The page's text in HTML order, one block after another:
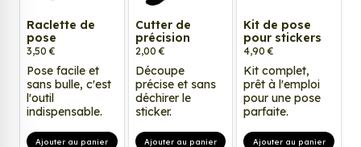
Raclette de
pose
3,50 €
Pose facile et
sans bulle, c'est
l'outil
indispensable.
Ajouter au panier
Cutter de
précision
2,00 €
Découpe
précise et sans
déchirer le
sticker.
Ajouter au panier
Kit de pose
pour stickers
4,90 €
Kit complet,
prêt à l'emploi
pour une pose
parfaite.
Ajouter au panier